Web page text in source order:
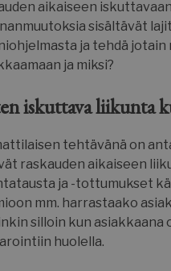
aikaiseen
sisältävät
ja tehdä jotain
ja miksi?
iskuttava liikunta
tehtävänä on
raskauden aikaiseen
ja -tottumukset
mm. harrastaako
silloin kun
huolella.